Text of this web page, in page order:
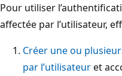
Pour utiliser
affectée par l’utilisateur,
Créer une ou
par l’utilisateuret